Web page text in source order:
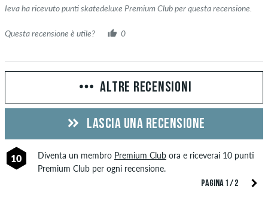
Ieva ha ricevuto punti skatedeluxe Premium Club per questa recensione.
Questa recensione è utile? 0
PAGINA 1 / 2
ALTRE RECENSIONI
LASCIA UNA RECENSIONE
10 Diventa un membro Premium Clubora e riceverai 10 punti
Premium Club per ogni recensione.